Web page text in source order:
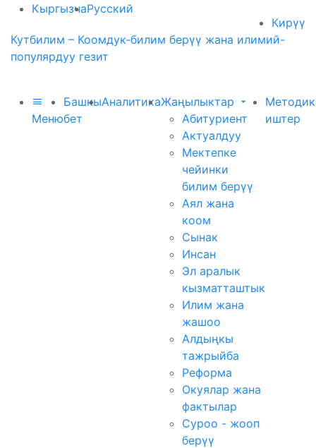
КыргызчаРусский
Кирүү
Кутбилим – Коомдук-билим берүү жана илимий-
популярдуу гезит
Меню
Башкы
бет
АналитикаЖаңылыктар
Абитуриент
Актуалдуу
Мектепке
чейинки
билим берүү
Аял жана
коом
Сынак
Инсан
Эл аралык
кызматташтык
Илим жана
жашоо
Алдыңкы
тажрыйба
Реформа
Окуялар жана
фактылар
Суроо - жооп
берүү
иштер